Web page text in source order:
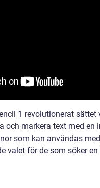
1 revolutionerat sättet
och markera text med en
som kan användas
valet för de som söker